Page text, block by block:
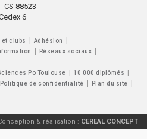
CS 88523
6
et clubs
Adhésion
Réseaux sociaux
Po Toulouse
10 000 diplômés
Politique de confidentialité
Plan du site
& réalisation : CEREAL CONCEPT